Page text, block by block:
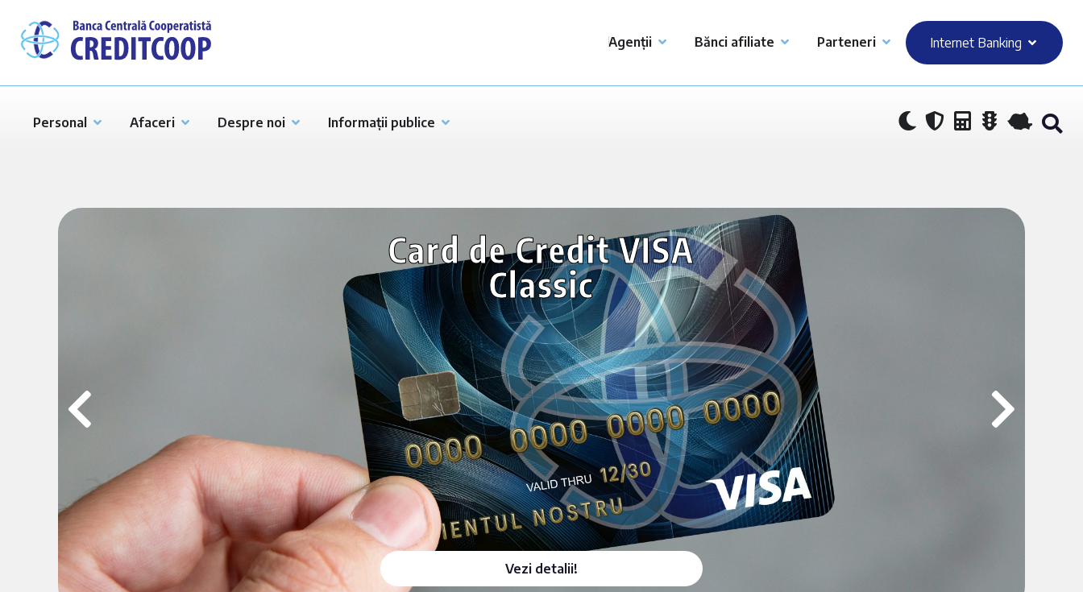
Agenții Bănci afiliate Parteneri Internet Banking
Personal Afaceri Despre noi Informații publice
Card de Credit VISA
Classic
Vezi detalii!